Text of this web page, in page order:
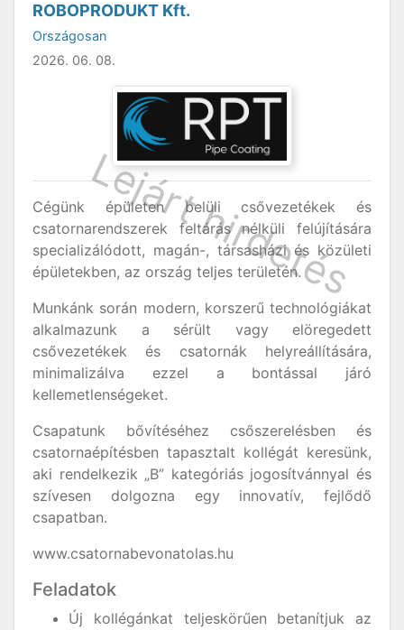
ROBOPRODUKT Kft.
Országosan
2026. 06. 08.
Cégünk épületen belüli csővezetékek és
csatornarendszerek feltárás nélküli felújítására
specializálódott, magán-, társasházi és közületi
épületekben, az ország teljes területén.
Munkánk során modern, korszerű technológiákat
alkalmazunk a sérült vagy elöregedett
csővezetékek és csatornák helyreállítására,
minimalizálva ezzel a bontással járó
kellemetlenségeket.
Csapatunk bővítéséhez csőszerelésben és
csatornaépítésben tapasztalt kollégát keresünk,
aki rendelkezik „B” kategóriás jogosítvánnyal és
szívesen dolgozna egy innovatív, fejlődő
csapatban.
www.csatornabevonatolas.hu
Feladatok
Új kollégánkat teljeskörűen betanítjuk az